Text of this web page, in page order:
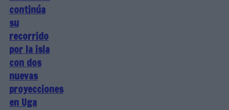
continúa
su
recorrido
por la isla
con dos
nuevas
proyecciones
en Uga